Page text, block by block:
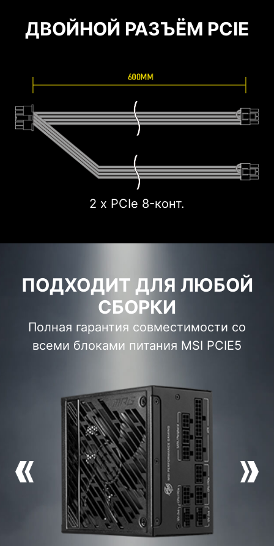
ДВОЙНОЙ РАЗЪЁМ PCIE
2 x PCIe 8-конт.
ПОДХОДИТ ДЛЯ ЛЮБОЙ
СБОРКИ
Полная гарантия совместимости со
всеми блоками питания MSI PCIE5